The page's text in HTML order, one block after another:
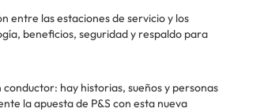
entre las estaciones de servicio y los
beneficios, seguridad y respaldo para
hay historias, sueños y personas
la apuesta de P&S con esta nueva